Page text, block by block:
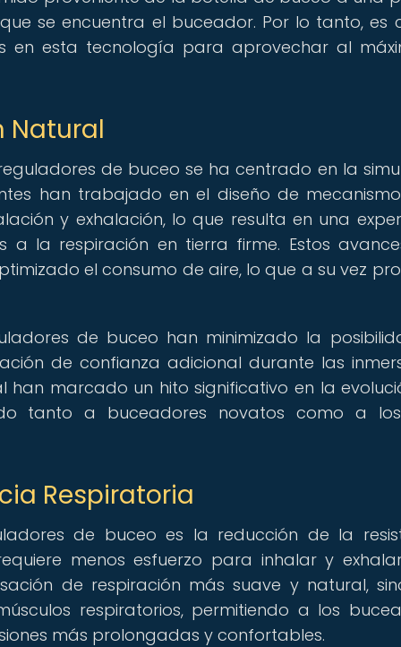
se encuentra el buceador. Por lo tanto, es
en esta tecnología para aprovechar al
Natural
de buceo se ha centrado en la
han trabajado en el diseño de
y exhalación, lo que resulta en una
la respiración en tierra firme. Estos
el consumo de aire, lo que a su vez
de buceo han minimizado la
de confianza adicional durante las
han marcado un hito significativo en la
tanto a buceadores novatos como a
Respiratoria
de buceo es la reducción de la
menos esfuerzo para inhalar y
de respiración más suave y natural,
respiratorios, permitiendo a los
más prolongadas y confortables.